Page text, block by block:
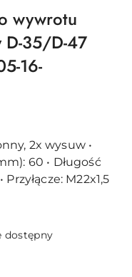
wywrotu
D-35/D-47
16-
2x wysuw •
60 • Długość
M22x1,5
dostępny